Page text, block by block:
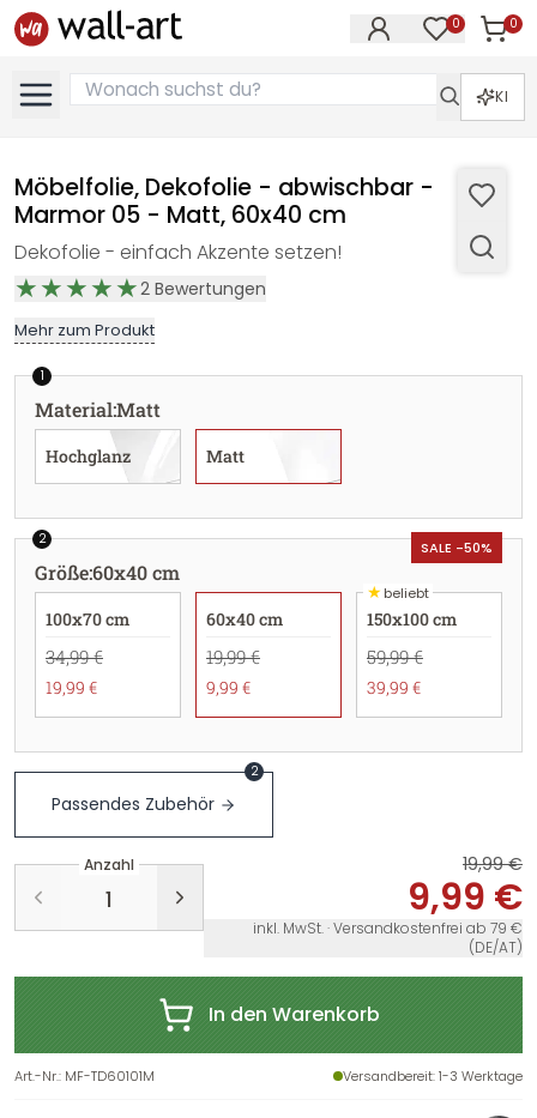
0 0
KI
Möbelfolie, Dekofolie - abwischbar -
Marmor 05 - Matt, 60x40 cm
Dekofolie - einfach Akzente setzen!
2 Bewertungen
Mehr zum Produkt
1
Material:Matt
Hochglanz Matt
SALE -50%
2
Größe:60x40 cm
100x70 cm
34,99 €
19,99 €
60x40 cm
19,99 €
9,99 €
★beliebt
150x100 cm
59,99 €
39,99 €
Passendes Zubehör
2
Anzahl 19,99 €
9,99 €
inkl. MwSt. · Versandkostenfrei ab 79 €
(DE/AT)
In den Warenkorb
Art.-Nr.: MF-TD60101M Versandbereit: 1-3 Werktage